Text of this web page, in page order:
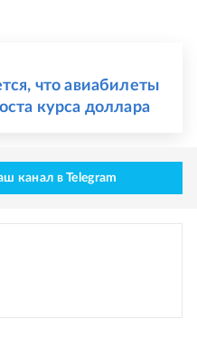
что авиабилеты
курса доллара
канал в Telegram